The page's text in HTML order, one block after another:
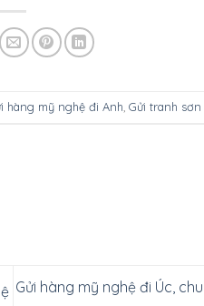
hàng mỹ nghệ đi Anh ,Gửi tranh
Gửi hàng mỹ nghệ đi Úc,